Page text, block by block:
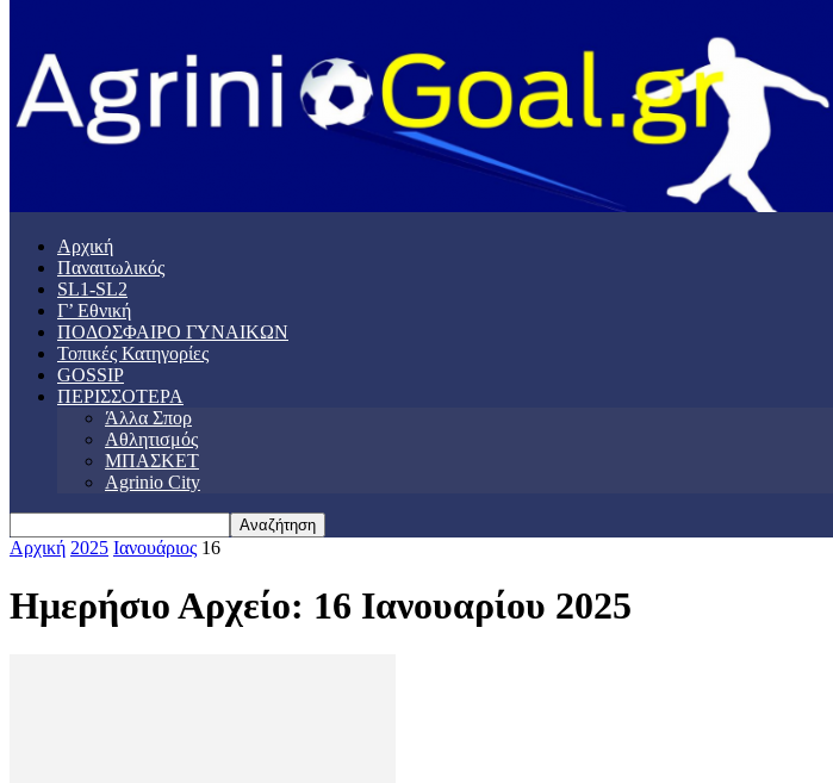
Αρχική
Παναιτωλικός
SL1-SL2
Γ’ Εθνική
ΠΟΔΟΣΦΑΙΡΟ ΓΥΝΑΙΚΩΝ
Τοπικές Κατηγορίες
GOSSIP
ΠΕΡΙΣΣΟΤΕΡΑ
Άλλα Σπορ
Αθλητισμός
ΜΠΑΣΚΕΤ
Agrinio City
Αρχική 2025 Ιανουάριος 16
Ημερήσιο Αρχείο: 16 Ιανουαρίου 2025